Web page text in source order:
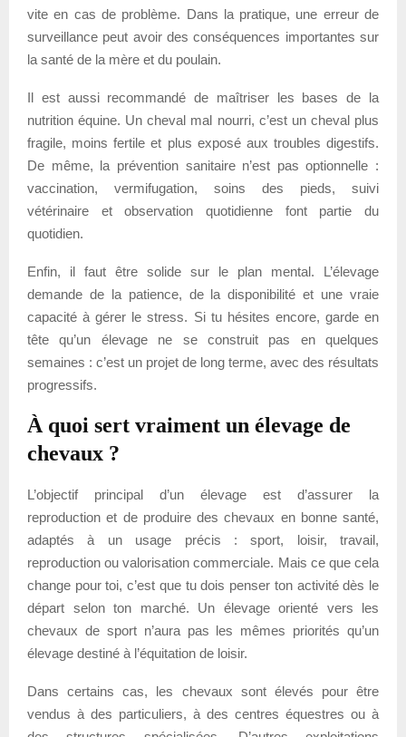
vite en cas de problème. Dans la pratique, une erreur de
surveillance peut avoir des conséquences importantes sur
la santé de la mère et du poulain.
Il est aussi recommandé de maîtriser les bases de la
nutrition équine. Un cheval mal nourri, c’est un cheval plus
fragile, moins fertile et plus exposé aux troubles digestifs.
De même, la prévention sanitaire n’est pas optionnelle :
vaccination, vermifugation, soins des pieds, suivi
vétérinaire et observation quotidienne font partie du
quotidien.
Enfin, il faut être solide sur le plan mental. L’élevage
demande de la patience, de la disponibilité et une vraie
capacité à gérer le stress. Si tu hésites encore, garde en
tête qu’un élevage ne se construit pas en quelques
semaines : c’est un projet de long terme, avec des résultats
progressifs.
À quoi sert vraiment un élevage de
chevaux ?
L’objectif principal d’un élevage est d’assurer la
reproduction et de produire des chevaux en bonne santé,
adaptés à un usage précis : sport, loisir, travail,
reproduction ou valorisation commerciale. Mais ce que cela
change pour toi, c’est que tu dois penser ton activité dès le
départ selon ton marché. Un élevage orienté vers les
chevaux de sport n’aura pas les mêmes priorités qu’un
élevage destiné à l’équitation de loisir.
Dans certains cas, les chevaux sont élevés pour être
vendus à des particuliers, à des centres équestres ou à